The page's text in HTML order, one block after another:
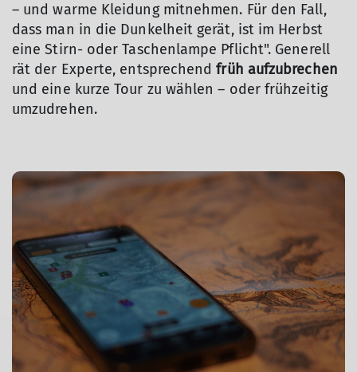
– und warme Kleidung mitnehmen. Für den Fall,
dass man in die Dunkelheit gerät, ist im Herbst
eine Stirn- oder Taschenlampe Pflicht". Generell
rät der Experte, entsprechendfrüh aufzubrechen
und eine kurze Tour zu wählen – oder frühzeitig
umzudrehen.